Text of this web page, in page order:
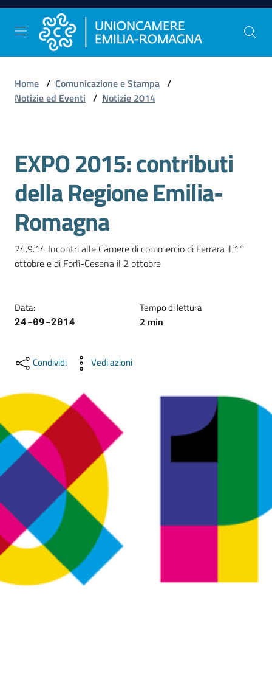
Vai al contenuto
Vai alla navigazione
Vai al footer
Comunicazione
Studi
e
Statistica
Orientamento
al
Promozione
Innovazione
Internazionalizzazione
Imprese
Home / Comunicazione e Stampa /
Notizie ed Eventi / Notizie 2014
Salta al contenuto
EXPO 2015: contributi
della Regione Emilia-
Romagna
24.9.14 Incontri alle Camere di commercio di Ferrara il 1°
ottobre e di Forlì-Cesena il 2 ottobre
Data:
24-09-2014
Tempo di lettura
2 min
Condividi Vedi azioni